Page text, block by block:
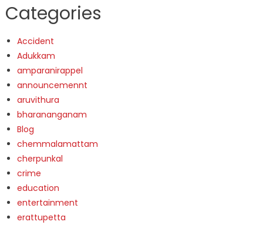
Categories
Accident
Adukkam
amparanirappel
announcemennt
aruvithura
bharananganam
Blog
chemmalamattam
cherpunkal
crime
education
entertainment
erattupetta